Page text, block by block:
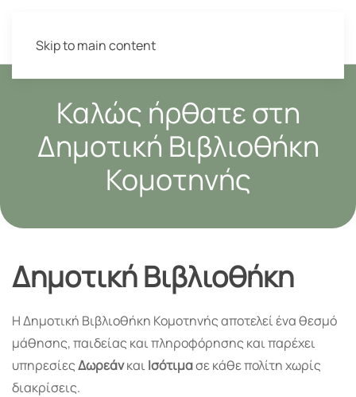
Skip to main content
Καλώς ήρθατε στη
Δημοτική Βιβλιοθήκη
Κομοτηνής
Δημοτική Βιβλιοθήκη
Η Δημοτική Βιβλιοθήκη Κομοτηνής αποτελεί ένα θεσμό
μάθησης, παιδείας και πληροφόρησης και παρέχει
υπηρεσίεςΔωρεάνκαι Ισότιμασε κάθε πολίτη χωρίς
διακρίσεις.